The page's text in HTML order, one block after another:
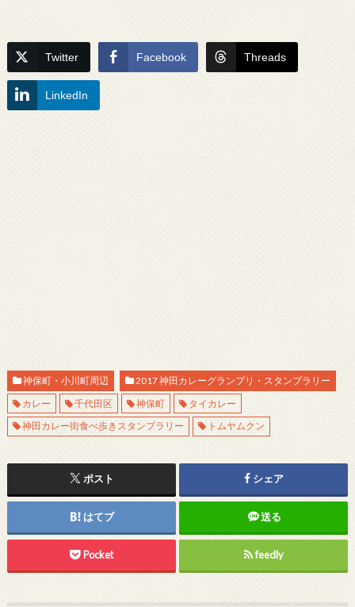
Twitter Facebook Threads
LinkedIn
神保町・小川町周辺
2017 神田カレーグランプリ・スタンプラリー
カレー
千代田区 神保町
タイカレー
神田カレー街食べ歩きスタンプラリー
トムヤムクン
ポスト シェア
はてブ 送る
Pocket feedly